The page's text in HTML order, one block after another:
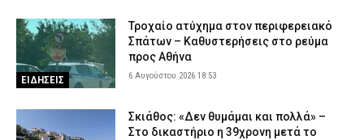
ΕΙΔΗΣΕΙΣ
Τροχαίο ατύχημα στον περιφερειακό
Σπάτων – Καθυστερήσεις στο ρεύμα
προς Αθήνα
6 Αυγούστου 2026 18:53
Σκιάθος: «Δεν θυμάμαι και πολλά» –
Στο δικαστήριο η 39χρονη μετά το